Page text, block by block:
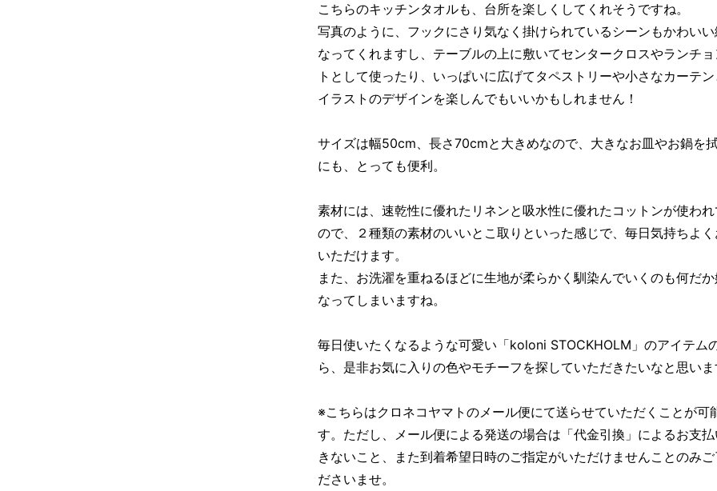
こちらのキッチンタオルも、台所を楽しくしてくれそうですね。
写真のように、フックにさり気なく掛けられているシーンもかわいい
なってくれますし、テーブルの上に敷いてセンタークロスやランチョ
トとして使ったり、いっぱいに広げてタペストリーや小さなカーテン
イラストのデザインを楽しんでもいいかもしれません！
サイズは幅50cm、長さ70cmと大きめなので、大きなお皿やお鍋を
にも、とっても便利。
素材には、速乾性に優れたリネンと吸水性に優れたコットンが使われ
ので、２種類の素材のいいとこ取りといった感じで、毎日気持ちよ
いただけます。
また、お洗濯を重ねるほどに生地が柔らかく馴染んでいくのも何だか
なってしまいますね。
毎日使いたくなるような可愛い「koloni STOCKHOLM」のアイテム
ら、是非お気に入りの色やモチーフを探していただきたいなと思いま
※こちらはクロネコヤマトのメール便にて送らせていただくことが可
す。ただし、メール便による発送の場合は「代金引換」によるお支
きないこと、また到着希望日時のご指定がいただけませんことのみご
ださいませ。